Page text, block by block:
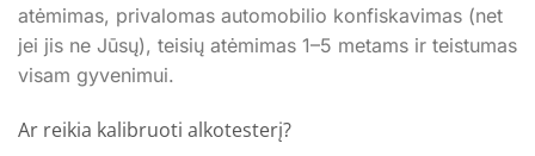
atėmimas, privalomas automobilio konfiskavimas (net
jei jis ne Jūsų), teisių atėmimas 1–5 metams ir teistumas
visam gyvenimui.
Ar reikia kalibruoti alkotesterį?